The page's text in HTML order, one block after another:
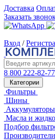
Доставка
Заказать
Вход /
8 800 222-82-77
Категории
Фильтры
Шины
Аккумуляторы
Масла и
Подбор
Производители